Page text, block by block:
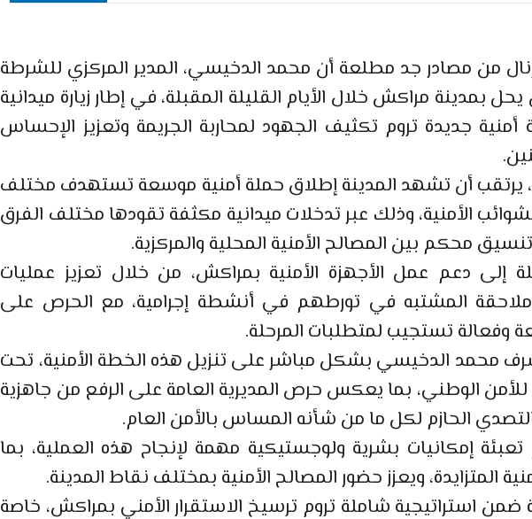
من مصادر جد مطلعة أن محمد الدخيسي، المدير المركزي للشرطة
بمدينة مراكش خلال الأيام القليلة المقبلة، في إطار زيارة ميدانية
أمنية جديدة تروم تكثيف الجهود لمحاربة الجريمة وتعزيز الإحساس
، يرتقب أن تشهد المدينة إطلاق حملة أمنية موسعة تستهدف مختلف
الأمنية، وذلك عبر تدخلات ميدانية مكثفة تقودها مختلف الفرق
محكم بين المصالح الأمنية المحلية والمركزية.
إلى دعم عمل الأجهزة الأمنية بمراكش، من خلال تعزيز عمليات
وملاحقة المشتبه في تورطهم في أنشطة إجرامية، مع الحرص على
وفعالة تستجيب لمتطلبات المرحلة.
محمد الدخيسي بشكل مباشر على تنزيل هذه الخطة الأمنية، تحت
للأمن الوطني، بما يعكس حرص المديرية العامة على الرفع من جاهزية
الحازم لكل ما من شأنه المساس بالأمن العام.
إمكانيات بشرية ولوجستيكية مهمة لإنجاح هذه العملية، بما
المتزايدة، ويعزز حضور المصالح الأمنية بمختلف نقاط المدينة.
ضمن استراتيجية شاملة تروم ترسيخ الاستقرار الأمني بمراكش، خاصة